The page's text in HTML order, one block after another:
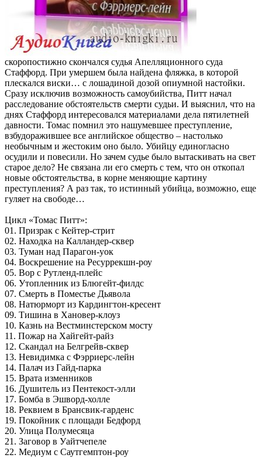
скоропостижно скончался судья Апелляционного суда
Стаффорд. При умершем была найдена фляжка, в которой
плескался виски… с лошадиной дозой опиумной настойки.
Сразу исключив возможность самоубийства, Питт начал
расследование обстоятельств смерти судьи. И выяснил, что на
днях Стаффорд интересовался материалами дела пятилетней
давности. Томас помнил это нашумевшее преступление,
взбудоражившее все английское общество – настолько
необычным и жестоким оно было. Убийцу единогласно
осудили и повесили. Но зачем судье было вытаскивать на свет
старое дело? Не связана ли его смерть с тем, что он откопал
новые обстоятельства, в корне меняющие картину
преступления? А раз так, то истинный убийца, возможно, еще
гуляет на свободе…
Цикл «Томас Питт»:
01. Призрак с Кейтер-стрит
02. Находка на Калландер-сквер
03. Туман над Парагон-уок
04. Воскрешение на Ресуррекшн-роу
05. Вор с Рутленд-плейс
06. Утопленник из Блюгейт-филдс
07. Смерть в Поместье Дьявола
08. Натюрморт из Кардингтон-кресент
09. Тишина в Хановер-клоуз
10. Казнь на Вестминстерском мосту
11. Пожар на Хайгейт-райз
12. Скандал на Белгрейв-сквер
13. Невидимка с Фэрриерс-лейн
14. Палач из Гайд-парка
15. Врата изменников
16. Душитель из Пентекост-элли
17. Бомба в Эшворд-холле
18. Реквием в Брансвик-гарденс
19. Покойник с площади Бедфорд
20. Улица Полумесяца
21. Заговор в Уайтчепеле
22. Медиум с Саутгемптон-роу